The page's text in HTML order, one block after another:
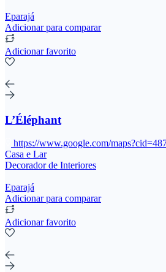
Eparajá
Adicionar para comparar
Adicionar favorito
L’Éléphant
https://www.google.com/
Casa e Lar
Decorador de Interiores
Eparajá
Adicionar para comparar
Adicionar favorito